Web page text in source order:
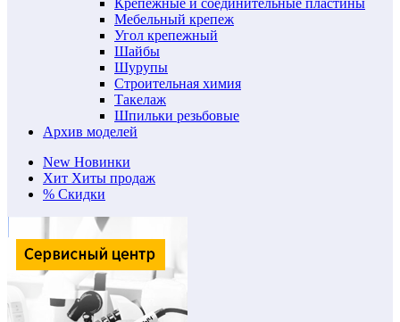
Мебельный крепеж
Угол крепежный
Шайбы
Шурупы
Строительная химия
Такелаж
Шпильки резьбовые
Архив моделей
New Новинки
Хит Хиты продаж
% Скидки